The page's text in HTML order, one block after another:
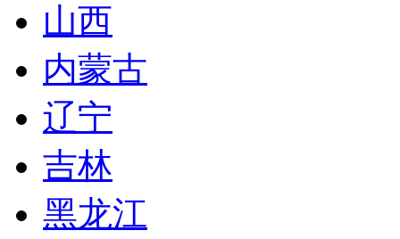
山西
内蒙古
辽宁
吉林
黑龙江